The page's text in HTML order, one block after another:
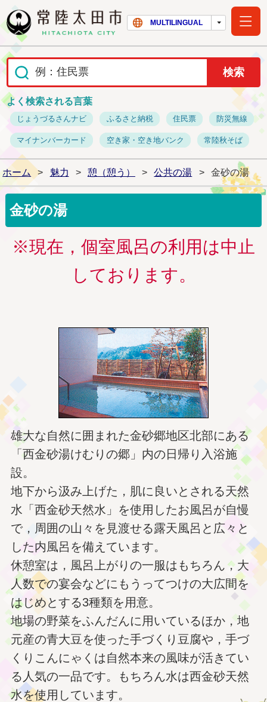
常陸太田市ホー
MULTILINGUAL
よく検索される言葉
じょうづるさんナビ ふるさと納税 住民票 防災無線
マイナンバーカード 空き家・空き地バンク 常陸秋そば
ホーム > 魅力 > 憩（憩う） > 公共の湯 > 金砂の湯
金砂の湯
※現在，個室風呂の利用は中止
しております。
雄大な自然に囲まれた金砂郷地区北部にある
「西金砂湯けむりの郷」内の日帰り入浴施
設。
地下から汲み上げた，肌に良いとされる天然
水「西金砂天然水」を使用したお風呂が自慢
で，周囲の山々を見渡せる露天風呂と広々と
した内風呂を備えています。
休憩室は，風呂上がりの一服はもちろん，大
人数での宴会などにもうってつけの大広間を
はじめとする3種類を用意。
地場の野菜をふんだんに用いているほか，地
元産の青大豆を使った手づくり豆腐や，手づ
くりこんにゃくは自然本来の風味が活きてい
る人気の一品です。もちろん水は西金砂天然
水を使用しています。